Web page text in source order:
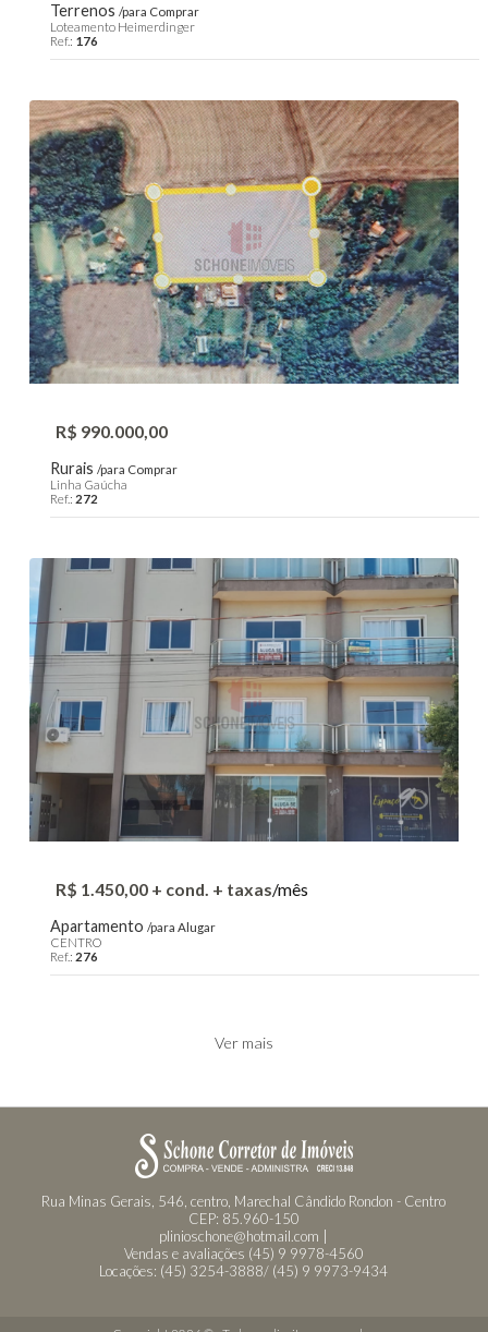
Terrenos /para Comprar
Loteamento Heimerdinger
Ref.: 176
R$ 990.000,00
Rurais /para Comprar
Linha Gaúcha
Ref.: 272
R$ 1.450,00 + cond. + taxas/mês
Apartamento /para Alugar
CENTRO
Ref.: 276
Ver mais
Rua Minas Gerais, 546, centro, Marechal Cândido Rondon - Centro
CEP: 85.960-150
plinioschone@hotmail.com |
Vendas e avaliações (45) 9 9978-4560
Locações: (45) 3254-3888/ (45) 9 9973-9434